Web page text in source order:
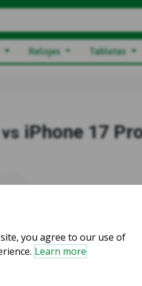
Relojes Tabletas
vs iPhone 17
vs